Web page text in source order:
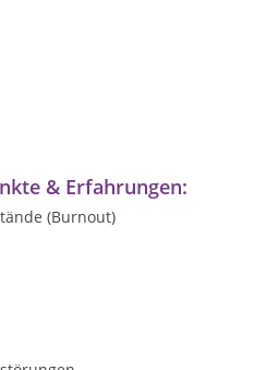
& Erfahrungen:
(Burnout)